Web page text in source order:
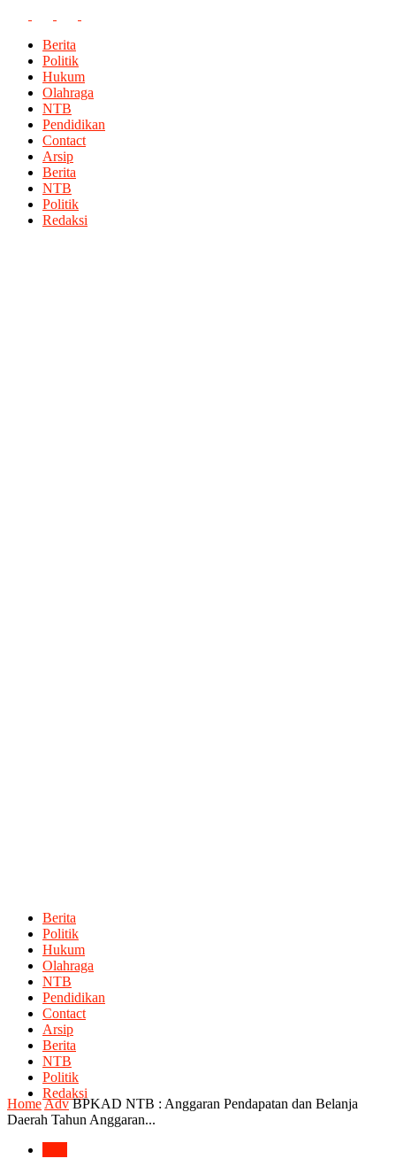
Berita
Politik
Hukum
Olahraga
NTB
Pendidikan
Contact
Arsip
Berita
NTB
Politik
Redaksi
Berita
Politik
Hukum
Olahraga
NTB
Pendidikan
Contact
Arsip
Berita
NTB
Politik
Redaksi
HomeAdv BPKAD NTB : Anggaran Pendapatan dan Belanja
Daerah Tahun Anggaran...